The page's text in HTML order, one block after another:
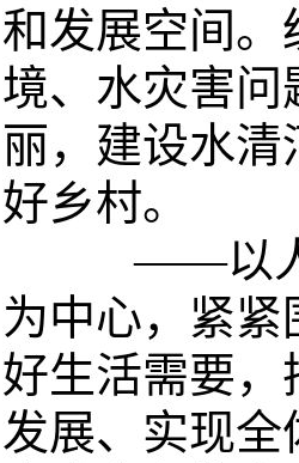
和发展空间
境、水灾害
丽，建设水
好乡村。
——以人
为中心，紧
好生活需要
发展、实现